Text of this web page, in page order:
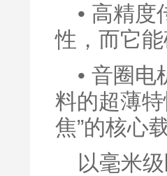
• 高精度
性，而它
• 音圈电
料的超薄
焦”的核心
以毫米